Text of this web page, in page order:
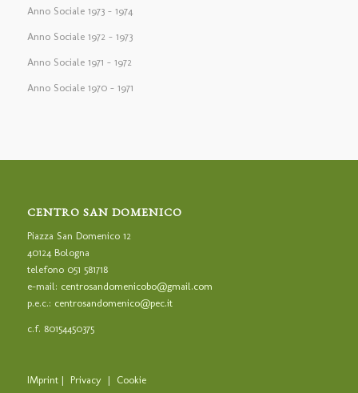
Anno Sociale 1973 – 1974
Anno Sociale 1972 – 1973
Anno Sociale 1971 – 1972
Anno Sociale 1970 – 1971
CENTRO SAN DOMENICO
Piazza San Domenico 12
40124 Bologna
telefono 051 581718
e-mail: centrosandomenicobo@gmail.com
p.e.c.: centrosandomenico@pec.it
c.f. 80154450375
IMprint| Privacy| Cookie